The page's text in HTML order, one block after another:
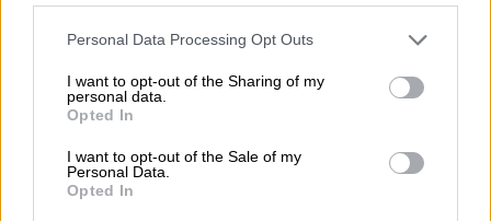
Please note that this website/app uses one or more Google
not limited to your visit or usage behaviour. You may click to
grant or deny consent to Google and its third-party tags to
use your data for below specified purposes in below Google
consent section.
Personal Data Processing Opt Outs
I want to opt-out of the Sharing of my
personal data.
Opted In
I want to opt-out of the Sale of my
Personal Data.
Opted In
«Σε όλες τις προαναφερθείσες
εκπαιδευτικές δομές θα εφαρμοστεί
εξ
αποστάσεως διδασκαλία για το χρονικό
διάστημα που θα παραμείνουν κλειστές»
επισημαίνει ο ΟΑΕΔ σε ανακοίνωσή του.
ΔΙΑΒΑΣΤΕ ΕΠΙΣΗΣ